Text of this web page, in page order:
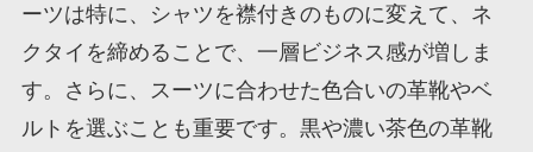
ーツは特に、シャツを襟付きのものに変えて、ネ
クタイを締めることで、一層ビジネス感が増しま
す。さらに、スーツに合わせた色合いの革靴やベ
ルトを選ぶことも重要です。黒や濃い茶色の革靴